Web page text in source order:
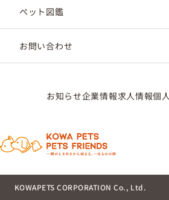
ペット図鑑
お問い合わせ
お知らせ企業情報求人情報個
KOWAPETS CORPORATION Co., Ltd.